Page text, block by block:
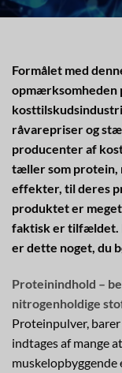
Formålet med
opmærksomheden
råvarepriser og
producenter af
tæller som protein,
effekter, til deres
produktet er
faktisk er tilfældet.
er dette noget, du
Proteinindhold –
nitrogenholdige
Proteinpulver,
indtages af mange